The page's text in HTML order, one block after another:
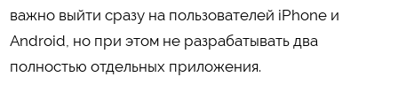
важно выйти сразу на пользователей iPhone и
Android, но при этом не разрабатывать два
полностью отдельных приложения.